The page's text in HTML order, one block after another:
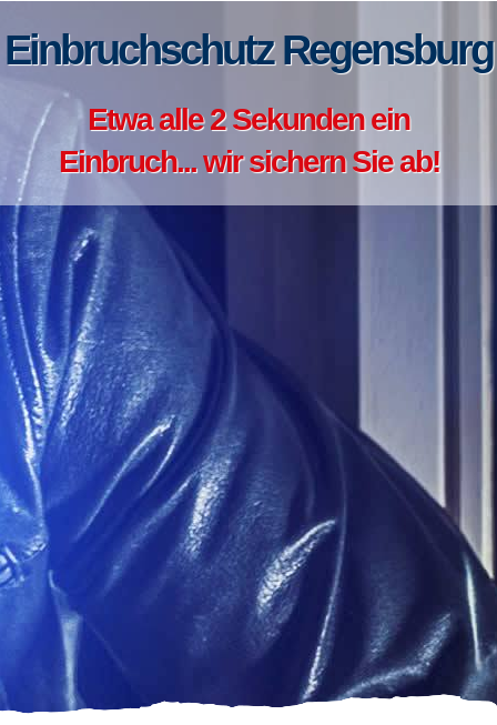
Einbruchschutz Regensburg
Etwa alle 2 Sekunden ein
Einbruch... wir sichern Sie ab!